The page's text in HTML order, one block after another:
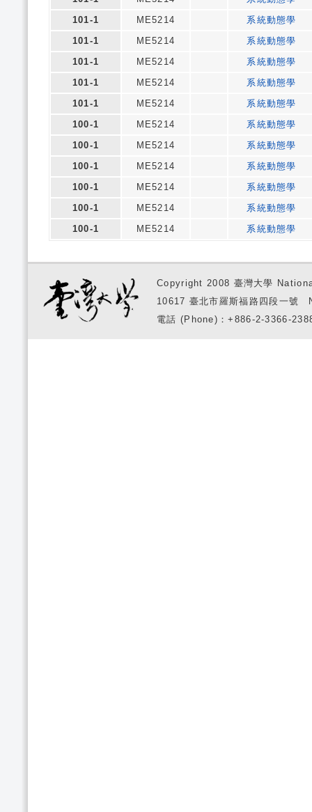
101-1
ME5214
系統動態學
101-1
ME5214
系統動態學
101-1
ME5214
系統動態學
101-1
ME5214
系統動態學
101-1
ME5214
系統動態學
100-1
ME5214
系統動態學
100-1
ME5214
系統動態學
100-1
ME5214
系統動態學
100-1
ME5214
系統動態學
100-1
ME5214
系統動態學
100-1
ME5214 系統動態學
Copyright 2008 臺灣大學
10617 臺北市羅斯福路四段一
電話 (Phone)：+886-2-3366-